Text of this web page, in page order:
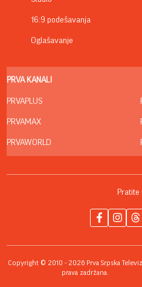
16:9 podešavanja
Oglašavanje
PRVA KANALI
PRVAPLUS
PRVAMAX
PRVAWORLD
Pratite
Copyright © 2010 - 2026 Prva Srpska
prava zadržana.